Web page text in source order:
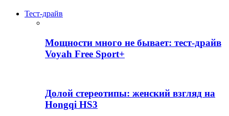
Тест-драйв
Мощности много не бывает: тест-драйв
Voyah Free Sport+
Долой стереотипы: женский взгляд на
Hongqi HS3